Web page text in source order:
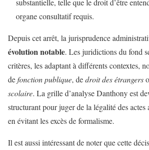
organe consultatif requis.
Depuis cet arrêt, la jurisprudence
évolution notable. Les juridictions du fond
critères, les adaptant à différents contextes,
defonction publique, dedroit des étrangers
scolaire. La grille d’analyse Danthony est
structurant pour juger de la légalité des
en évitant les excès de formalisme.
Il est aussi intéressant de noter que cette